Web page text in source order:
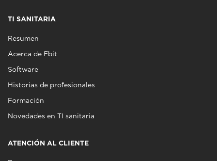
TI SANITARIA
Resumen
Acerca de Ebit
Software
Historias de profesionales
Formación
Novedades en TI sanitaria
ATENCIÓN AL CLIENTE